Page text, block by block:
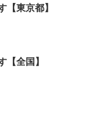
東京都】
全国】